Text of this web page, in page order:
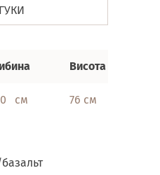
Висота
см 76 см